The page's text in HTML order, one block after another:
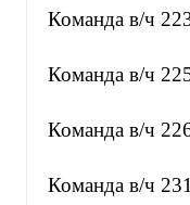
Команда в/ч
Команда в/ч
Команда в/ч
Команда в/ч